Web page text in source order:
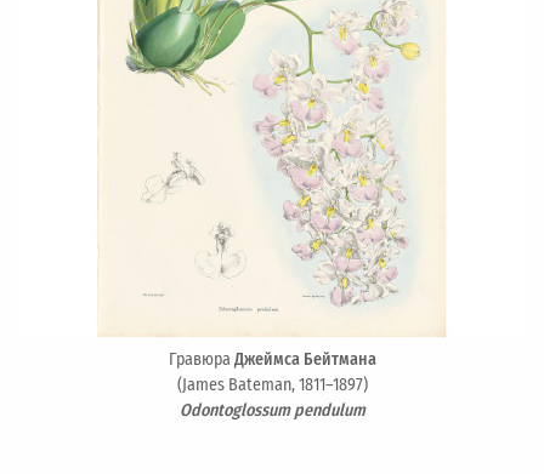
ГравюраДжеймса Бейтмана
(James Bateman, 1811–1897)
Odontoglossum pendulum